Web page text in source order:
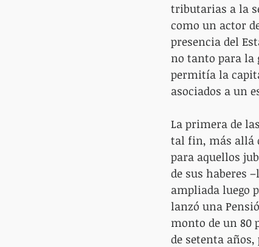
tributarias a la
como un actor
presencia del
no tanto para la
permitía la
asociados a un
La primera de
tal fin, más allá
para aquellos
de sus haberes
ampliada luego
lanzó una
monto de un 80
de setenta años,